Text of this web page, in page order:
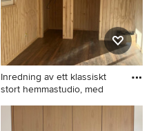
Inredning av ett klassiskt
stort hemmastudio, med
Inredning av ett klassiskt